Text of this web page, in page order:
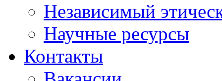
Независимый
Научные ресурсы
Контакты